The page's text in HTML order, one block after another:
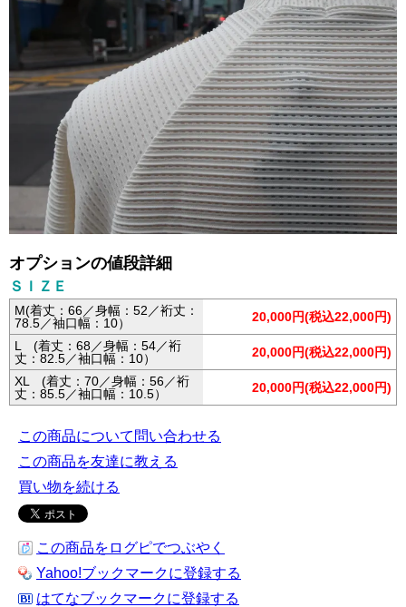
オプションの値段詳細
ＳＩＺＥ
M(着丈：66／身幅：52／裄丈：
78.5／袖口幅：10）
20,000円(税込22,000円)
L (着丈：68／身幅：54／裄
丈：82.5／袖口幅：10）
20,000円(税込22,000円)
XL (着丈：70／身幅：56／裄
丈：85.5／袖口幅：10.5）
20,000円(税込22,000円)
この商品について問い合わせる
この商品を友達に教える
買い物を続ける
この商品をログピでつぶやく
Yahoo!ブックマークに登録する
はてなブックマークに登録する